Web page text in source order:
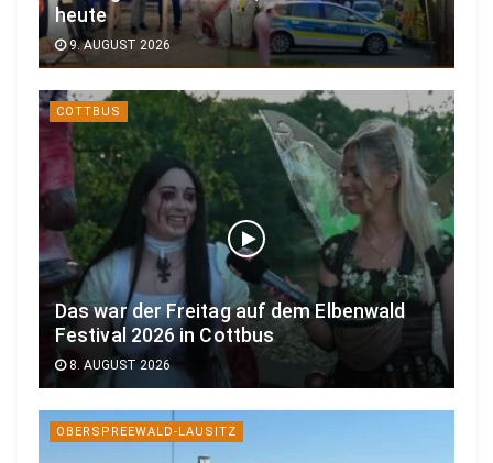
heute
9. AUGUST 2026
COTTBUS
Das war der Freitag auf dem Elbenwald
Festival 2026 in Cottbus
8. AUGUST 2026
OBERSPREEWALD-LAUSITZ